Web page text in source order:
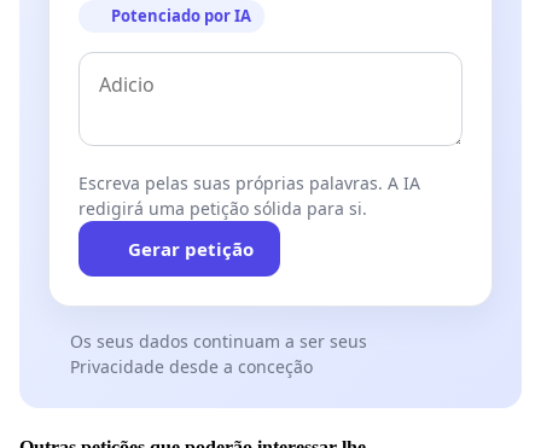
Potenciado por IA
Escreva pelas suas próprias palavras. A IA
redigirá uma petição sólida para si.
Gerar petição
Os seus dados continuam a ser seus
Privacidade desde a conceção